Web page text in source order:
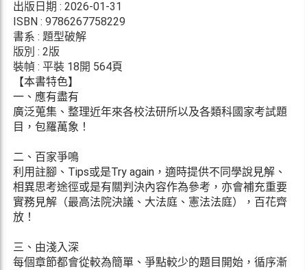
出版日期 : 2026-01-31
ISBN : 9786267758229
書系 : 題型破解
版別 : 2版
裝幀 : 平裝 18開 564頁
【本書特色】
一、應有盡有
廣泛蒐集、整理近年來各校法研所以及各類科國家考試題
目，包羅萬象！
二、百家爭鳴
利用註腳、Tips或是Try again，適時提供不同學說見解、
相異思考途徑或是有關判決內容作為參考，亦會補充重要
實務見解（最高法院決議、大法庭、憲法法庭），百花齊
放！
三、由淺入深
每個章節都會從較為簡單、爭點較少的題目開始，循序漸